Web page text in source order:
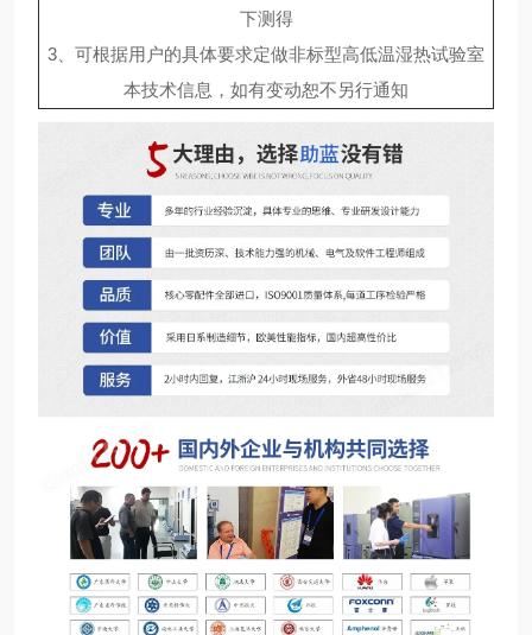
下测得
3、可根据用户的具体要求定做非标型高低温湿热试验室
本技术信息，如有变动恕不另行通知